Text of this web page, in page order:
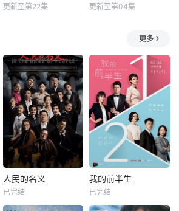
更新至第22集 更新至第04集
更多
人民的名义
已完结
我的前半生
已完结